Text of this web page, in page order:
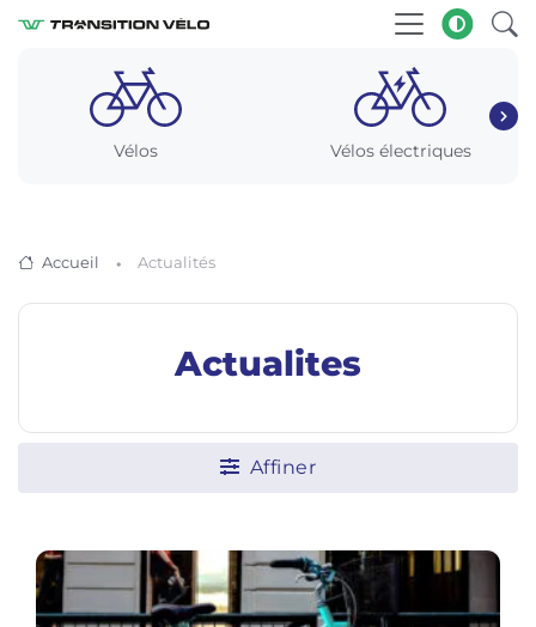
Vélos Vélos électriques
Accueil Actualités
Actualites
Affiner